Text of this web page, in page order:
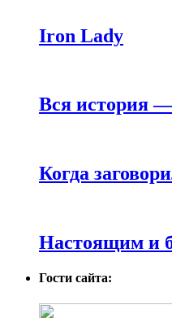
Iron Lady
Вся история
Когда
Настоящим и
Гости сайта: